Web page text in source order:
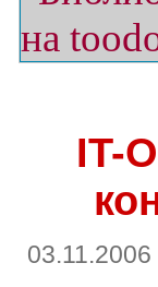
IT-
03.11.2006